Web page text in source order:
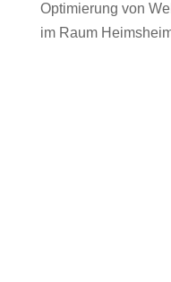
Optimierung von
im Raum